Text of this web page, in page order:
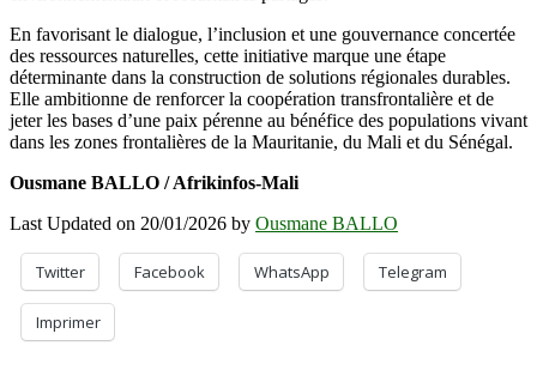
En favorisant le dialogue, l’inclusion et une gouvernance concertée
des ressources naturelles, cette initiative marque une étape
déterminante dans la construction de solutions régionales durables.
Elle ambitionne de renforcer la coopération transfrontalière et de
jeter les bases d’une paix pérenne au bénéfice des populations vivant
dans les zones frontalières de la Mauritanie, du Mali et du Sénégal.
Ousmane BALLO / Afrikinfos-Mali
Last Updated on 20/01/2026 by Ousmane BALLO
Twitter Facebook WhatsApp Telegram
Imprimer